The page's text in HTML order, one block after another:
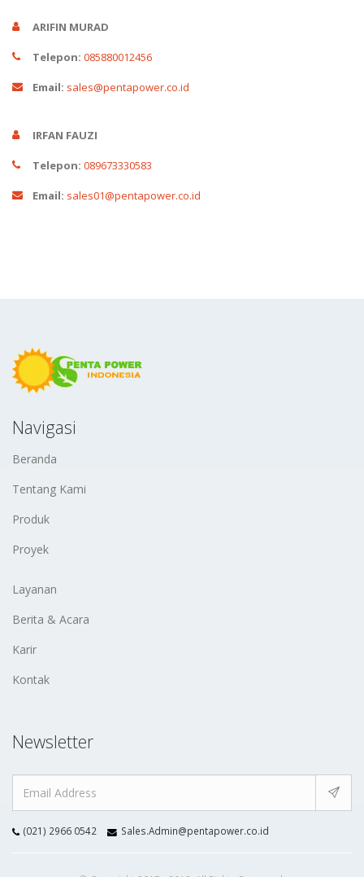
ARIFIN MURAD
Telepon: 085880012456
Email: sales@pentapower.co.id
IRFAN FAUZI
Telepon: 089673330583
Email: sales01@pentapower.co.id
Navigasi
Beranda
Tentang Kami
Produk
Proyek
Layanan
Berita & Acara
Karir
Kontak
Newsletter
(021) 2966 0542 Sales.Admin@pentapower.co.id